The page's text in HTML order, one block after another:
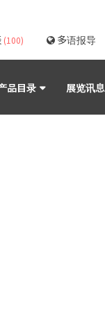
(100) 多语报导
品目录 展览讯息